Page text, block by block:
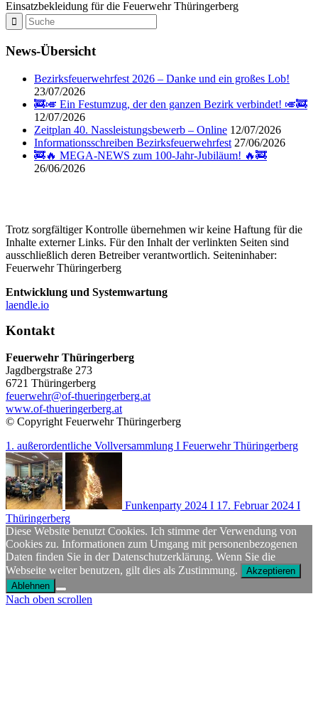
Einsatzbekleidung für die Feuerwehr Thüringerberg
News-Übersicht
Bezirksfeuerwehrfest 2026 – Danke und ein großes Lob!
23/07/2026
🚒🎺 Ein Festumzug, der den ganzen Bezirk verbindet! 🎺🚒
12/07/2026
Zeitplan 40. Nassleistungsbewerb – Online 12/07/2026
Informationsschreiben Bezirksfeuerwehrfest 27/06/2026
🚒🔥 MEGA-NEWS zum 100-Jahr-Jubiläum! 🔥🚒
26/06/2026
Trotz sorgfältiger Kontrolle übernehmen wir keine Haftung für die
Inhalte externer Links. Für den Inhalt der verlinkten Seiten sind
ausschließlich deren Betreiber verantwortlich. Seiteninhaber:
Feuerwehr Thüringerberg
Entwicklung und Systemwartung
laendle.io
Kontakt
Feuerwehr Thüringerberg
Jagdbergstraße 273
6721 Thüringerberg
feuerwehr@of-thueringerberg.at
www.of-thueringerberg.at
© Copyright Feuerwehr Thüringerberg
1. außerordentliche Vollversammlung I Feuerwehr Thüringerberg
Funkenparty 2024 I 17. Februar 2024 I
Thüringerberg
Diese Website benutzt Cookies. Ich stimme der Verwendung von
Cookies zu. Informationen zum Umgang mit personenbezogenen
Daten finden Sie in der Datenschutzerklärung. Wenn Sie die
Webseite weiter benutzen, gilt dies als Zustimmung.
Akzeptieren
Ablehnen
Nach oben scrollen